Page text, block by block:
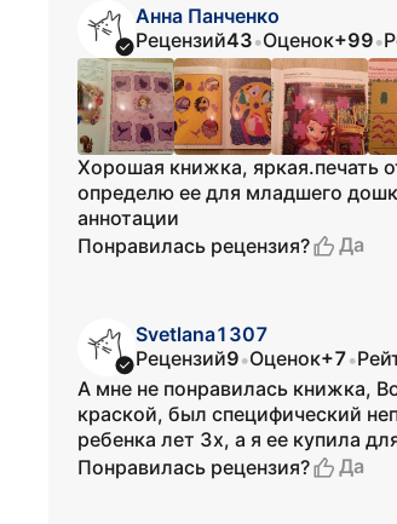
Анна Панченко
Рецензий43•Оценок+99•
Хорошая книжка, яркая.печать
определю ее для младшего
аннотации
Понравилась рецензия?
Да
Svetlana1307
Рецензий9•Оценок+7•
А мне не понравилась книжка,
краской, был специфический
ребенка лет 3х, а я ее купила
Понравилась рецензия?
Да